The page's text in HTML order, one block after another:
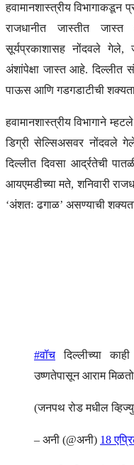
हवामानशास्त्रीय विभागाकडून
राजधानीत जास्तीत जास्त
सूर्यप्रकाशासह नोंदवले गेले, जे
अंशांपेक्षा जास्त आहे. दिल्लीत
पाऊस आणि गडगडाटीची
हवामानशास्त्रीय विभागाने
डिग्री सेल्सिअसवर नोंदवले
दिल्लीत दिवसा आर्द्रतेची
आयएमडीच्या मते, शनिवारी
‘अंशतः ढगाळ’ असण्याची
#वॉच दिल्लीच्या
उष्णतेपासून आराम मिळतो
(जनपथ रोड मधील
– अनी (@अनी) 18